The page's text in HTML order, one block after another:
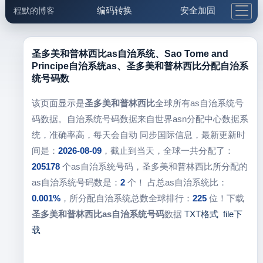
程默的博客 编码转换 安全加固
邮件工具 生活便民 更多工具
圣多美和普林西比as自治系统、Sao Tome and
Principe自治系统as、圣多美和普林西比分配自治系
统号码数
该页面显示是圣多美和普林西比全球所有as自治系统号
码数据。自治系统号码数据来自世界asn分配中心数据系
统，准确率高，每天会自动 同步国际信息，最新更新时
间是： 2026-08-09，截止到当天，全球一共分配了：
205178个as自治系统号码，圣多美和普林西比所分配的
as自治系统号码数是： 2个！ 占总as自治系统比：
0.001%，所分配自治系统总数全球排行： 225位！下载
圣多美和普林西比as自治系统号码数据 TXT格式 file下
载